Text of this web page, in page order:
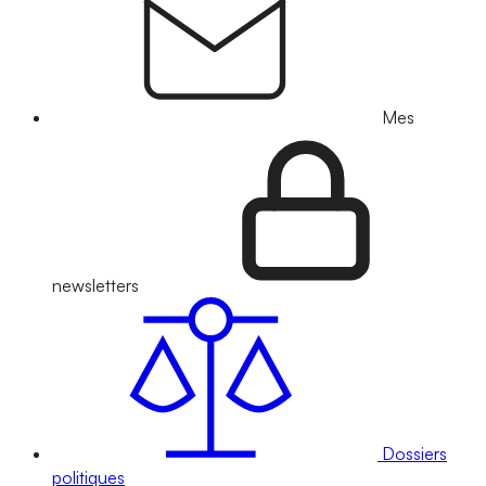
Mes
newsletters
Dossiers
politiques